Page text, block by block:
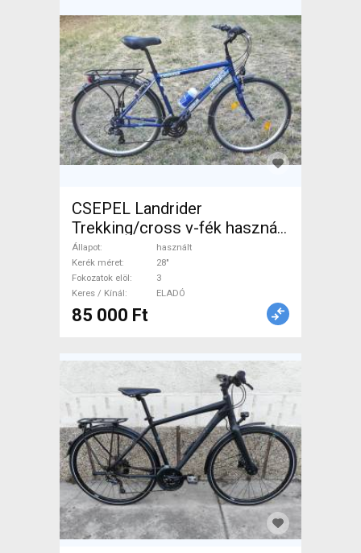
CSEPEL Landrider
Trekking/cross v-fék használt
ELADÓ
Állapot
használt
Kerék méret
28"
Fokozatok elöl
3
Keres / Kínál
ELADÓ
85 000 Ft